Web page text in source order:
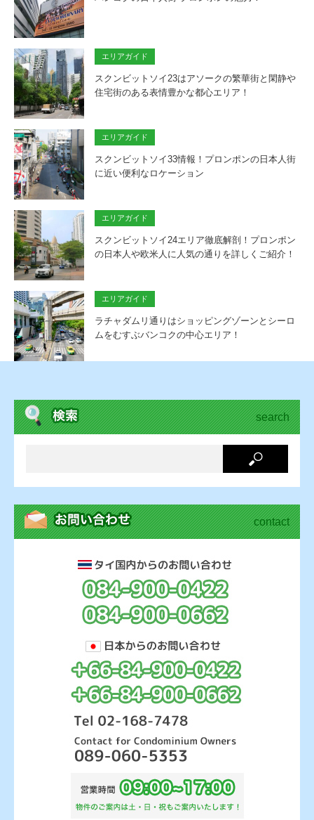
エリアガイド
スクンビットソイ23はアソークの繁華街と閑静や
住宅街のある表情豊かな都心エリア！
エリアガイド
スクンビットソイ33情報！プロンポンの日本人街
に近い便利なロケーション
エリアガイド
スクンビットソイ24エリア徹底解剖！プロンポン
の日本人や欧米人に人気の通りを詳しくご紹介！
エリアガイド
ラチャダムリ通りはショッピングゾーンとシーロ
ムをむすぶバンコクの中心エリア！
search
contact